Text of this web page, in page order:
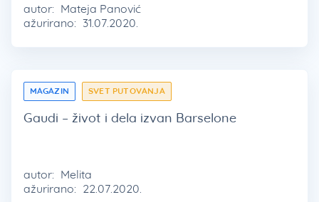
autor: Mateja Panović
ažurirano: 31.07.2020.
MAGAZIN SVET PUTOVANJA
Gaudi – život i dela izvan Barselone
autor: Melita
ažurirano: 22.07.2020.